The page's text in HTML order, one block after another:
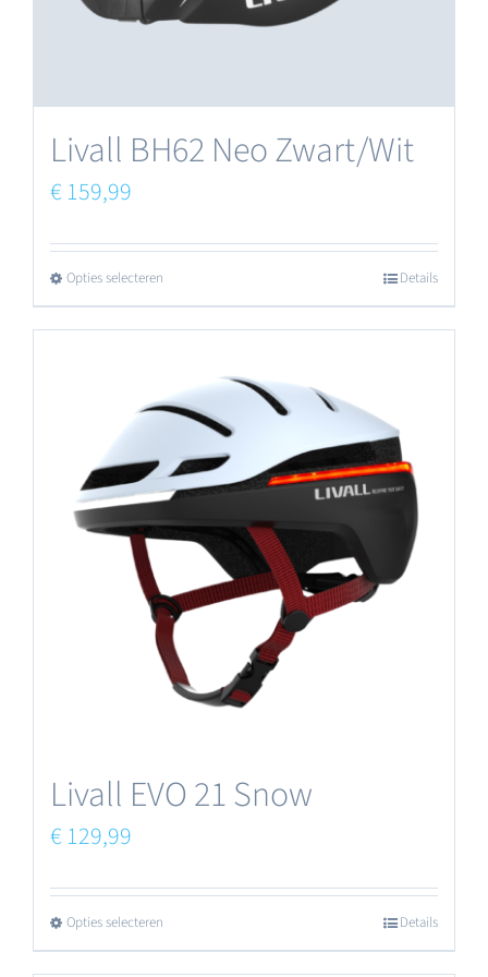
op
productpagina
Livall BH62 Neo Zwart/Wit
€159,99
Opties selecteren
product
meerdere
variaties.
Deze
optie
gekozen
worden
op
Details
Livall EVO 21 Snow
€129,99
Opties selecteren Details